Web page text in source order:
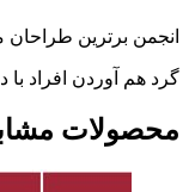
انجمن برترین
گرد هم آوردن افراد با
محصولات